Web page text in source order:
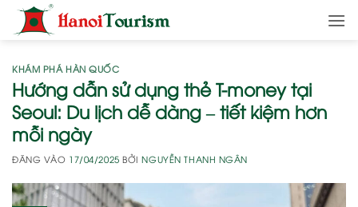
qua
dungKHÁM PHÁ HÀN QUỐC
Hướng dẫn sử dụng thẻ T-money tại
Seoul: Du lịch dễ dàng – tiết kiệm hơn
mỗi ngày
ĐĂNG VÀO 17/04/2025 BỞINGUYỄN THANH NGÂN